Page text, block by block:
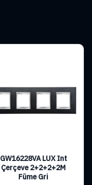
GW16228VA LUX Int
Çerçeve 2+2+2+2M
Füme Gri